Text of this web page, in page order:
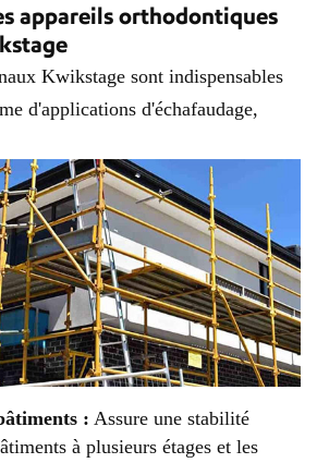
appareils orthodontiques
Kwikstage sont indispensables
d'applications d'échafaudage,
: Assure une stabilité
à plusieurs étages et les